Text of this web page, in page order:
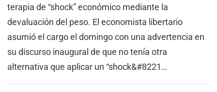
terapia de “shock” económico mediante la
devaluación del peso. El economista libertario
asumió el cargo el domingo con una advertencia en
su discurso inaugural de que no tenía otra
alternativa que aplicar un “shock&#8221…